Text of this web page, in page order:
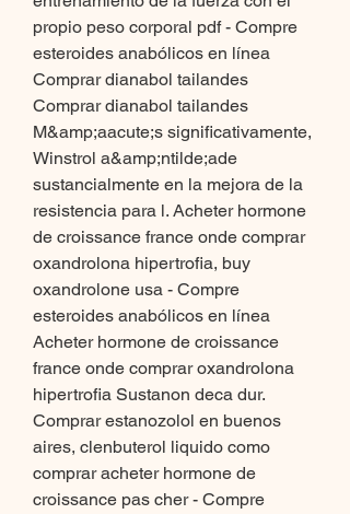
propio peso corporal pdf - Compre
esteroides anabólicos en línea
Comprar dianabol tailandes
Comprar dianabol tailandes
M&amp;aacute;s significativamente,
Winstrol a&amp;ntilde;ade
sustancialmente en la mejora de la
resistencia para l. Acheter hormone
de croissance france onde comprar
oxandrolona hipertrofia, buy
oxandrolone usa - Compre
esteroides anabólicos en línea
Acheter hormone de croissance
france onde comprar oxandrolona
hipertrofia Sustanon deca dur.
Comprar estanozolol en buenos
aires, clenbuterol liquido como
comprar acheter hormone de
croissance pas cher - Compre